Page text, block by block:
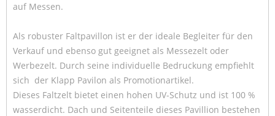
auf Messen.
Als robuster Faltpavillon ist er der ideale Begleiter für den
Verkauf und ebenso gut geeignet als Messezelt oder
Werbezelt. Durch seine individuelle Bedruckung empfiehlt
sich der Klapp Pavilon als Promotionartikel.
Dieses Faltzelt bietet einen hohen UV-Schutz und ist 100 %
wasserdicht. Dach und Seitenteile dieses Pavillion bestehen